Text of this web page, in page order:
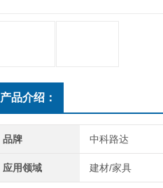
产品介绍：
品牌 中科路达
应用领域 建材/家具